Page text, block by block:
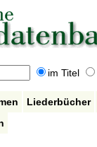
im Titel
Liederbücher